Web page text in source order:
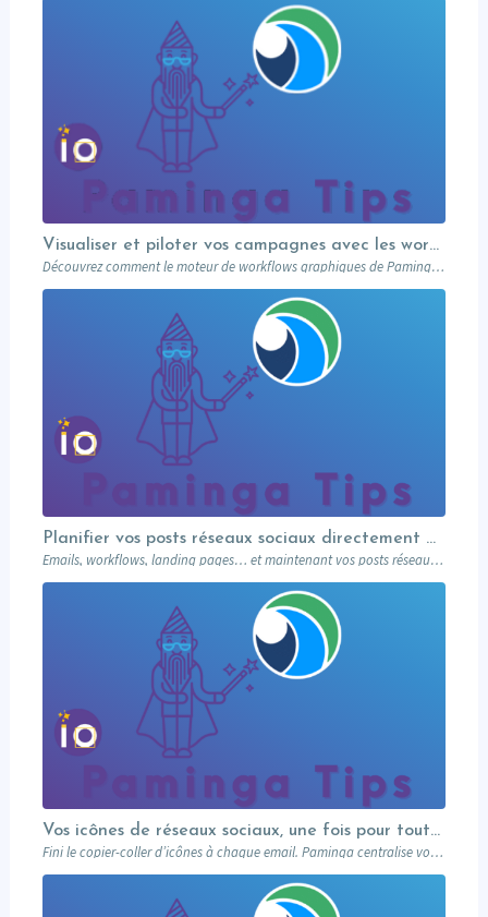
Visualiser et piloter vos campagnes avec les workflows graphiques Paminga.
Découvrez comment le moteur de workflows graphiques de Paminga vous permet de visualiser toute la logique de vos campagnes en un seul coup d’œil — branches conditionnelles, AB tests, waits et intégration Salesforce.
Planifier vos posts réseaux sociaux directement depuis votre MA
Emails, workflows, landing pages… et maintenant vos posts réseaux sociaux. Paminga centralise votre marketing dans un seul outil. Paminga Tip #08.
Vos icônes de réseaux sociaux, une fois pour toutes
Fini le copier-coller d’icônes à chaque email. Paminga centralise vos profils sociaux et les met à disposition de toute l’équipe via un élément dédié. Découvrez comment en 5 minutes.